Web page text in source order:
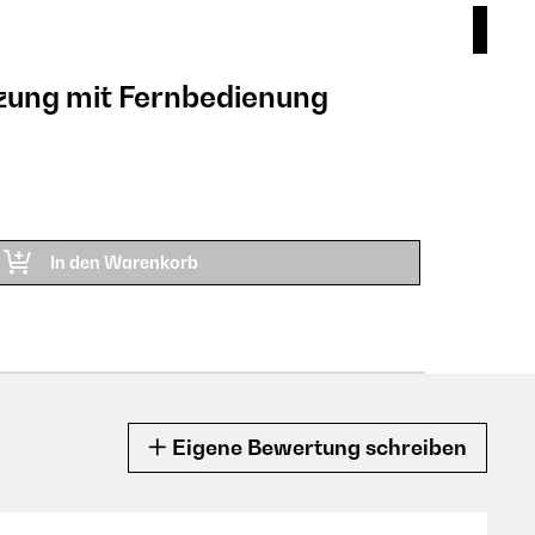
mit Fernbedienung
In den Warenkorb
Eigene Bewertung schreiben